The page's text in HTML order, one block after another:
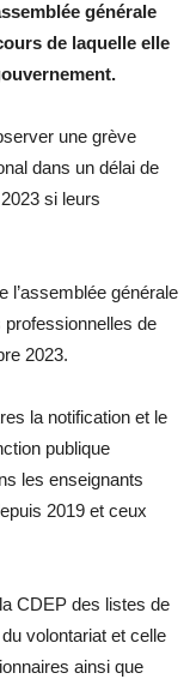
générale
de laquelle elle
une grève
dans un délai de
si leurs
l’assemblée générale
de
2023.
la notification et le
publique
les enseignants
2019 et ceux
CDEP des listes de
volontariat et celle
ainsi que